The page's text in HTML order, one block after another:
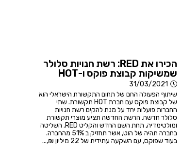
הכירו את RED: רשת חנויות סלולר
שמשיקות קבוצת פוקס ו-HOT
31/03/2021
שיתוף הפעולה החם של תחום התקשורת הישראלי הוא
של קבוצת פוקס עם חברת HOT תקשורת. שתי
החברות פועלות יחד על מנת להקים רשת חנויות
סלולר חדשה. הרשת החדשה תציע מוצרי תקשורת
ומולטימדיה, תחת השם החדש והקליט RED. השליטה
בחברה תהיה של הוט, אשר תחזיק ב 51% מהחברה.
בעוד שפוקס, עם השקעה עתידית של 22 מיליון ₪,...